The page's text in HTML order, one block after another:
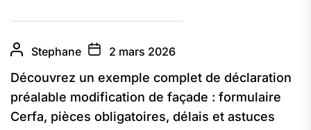
Stephane 2 mars 2026
Découvrez un exemple complet de déclaration
préalable modification de façade : formulaire
Cerfa, pièces obligatoires, délais et astuces